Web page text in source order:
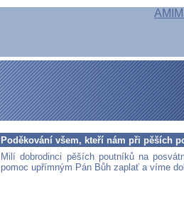
Poděkování všem, kteří nám při pěších
Milí dobrodinci pěších poutníků na
pomoc upřímným Pán Bůh zaplať a víme